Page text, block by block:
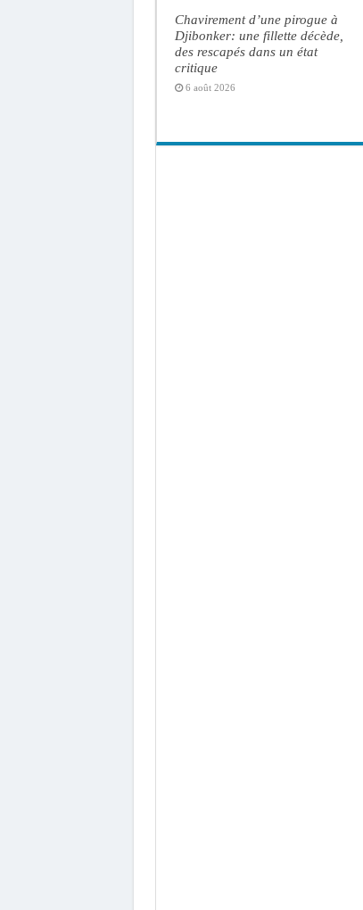
Chavirement d’une pirogue à
Djibonker: une fillette décède,
des rescapés dans un état
critique
6 août 2026